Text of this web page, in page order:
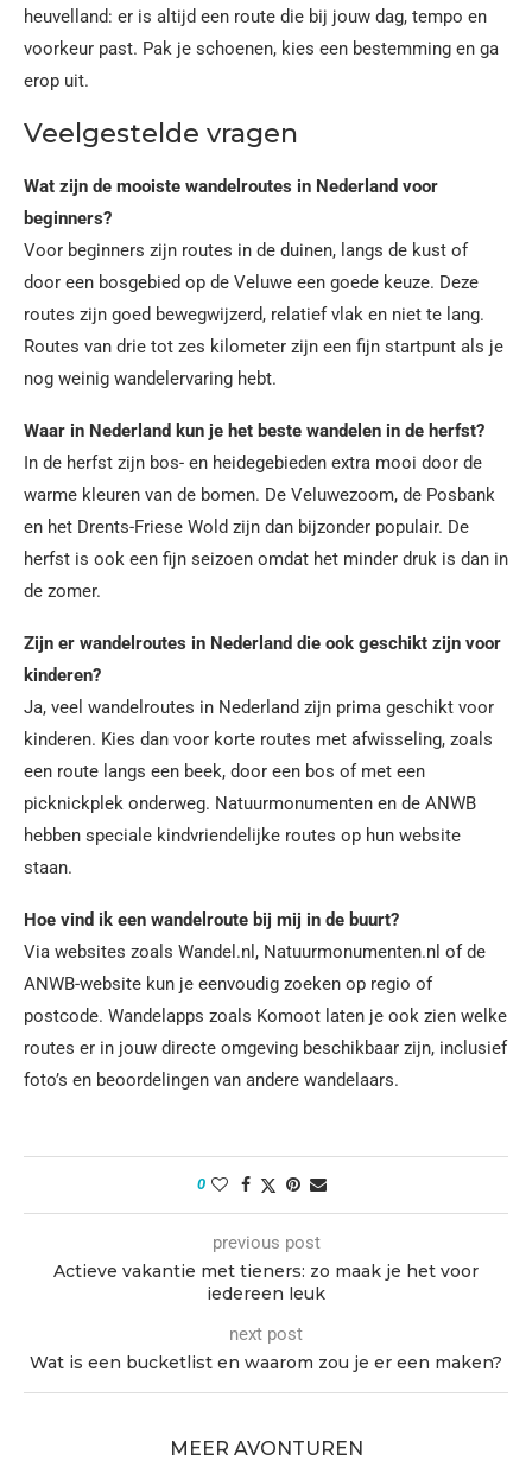
heuvelland: er is altijd een route die bij jouw dag, tempo en
voorkeur past. Pak je schoenen, kies een bestemming en ga
erop uit.
Veelgestelde vragen
Wat zijn de mooiste wandelroutes in Nederland voor
beginners?
Voor beginners zijn routes in de duinen, langs de kust of
door een bosgebied op de Veluwe een goede keuze. Deze
routes zijn goed bewegwijzerd, relatief vlak en niet te lang.
Routes van drie tot zes kilometer zijn een fijn startpunt als je
nog weinig wandelervaring hebt.
Waar in Nederland kun je het beste wandelen in de herfst?
In de herfst zijn bos- en heidegebieden extra mooi door de
warme kleuren van de bomen. De Veluwezoom, de Posbank
en het Drents-Friese Wold zijn dan bijzonder populair. De
herfst is ook een fijn seizoen omdat het minder druk is dan in
de zomer.
Zijn er wandelroutes in Nederland die ook geschikt zijn voor
kinderen?
Ja, veel wandelroutes in Nederland zijn prima geschikt voor
kinderen. Kies dan voor korte routes met afwisseling, zoals
een route langs een beek, door een bos of met een
picknickplek onderweg. Natuurmonumenten en de ANWB
hebben speciale kindvriendelijke routes op hun website
staan.
Hoe vind ik een wandelroute bij mij in de buurt?
Via websites zoals Wandel.nl, Natuurmonumenten.nl of de
ANWB-website kun je eenvoudig zoeken op regio of
postcode. Wandelapps zoals Komoot laten je ook zien welke
routes er in jouw directe omgeving beschikbaar zijn, inclusief
foto’s en beoordelingen van andere wandelaars.
0
previous post
Actieve vakantie met tieners: zo maak je het voor
iedereen leuk
next post
Wat is een bucketlist en waarom zou je er een maken?
MEER AVONTUREN